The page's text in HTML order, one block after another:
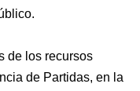
de los recursos
de Partidas, en la